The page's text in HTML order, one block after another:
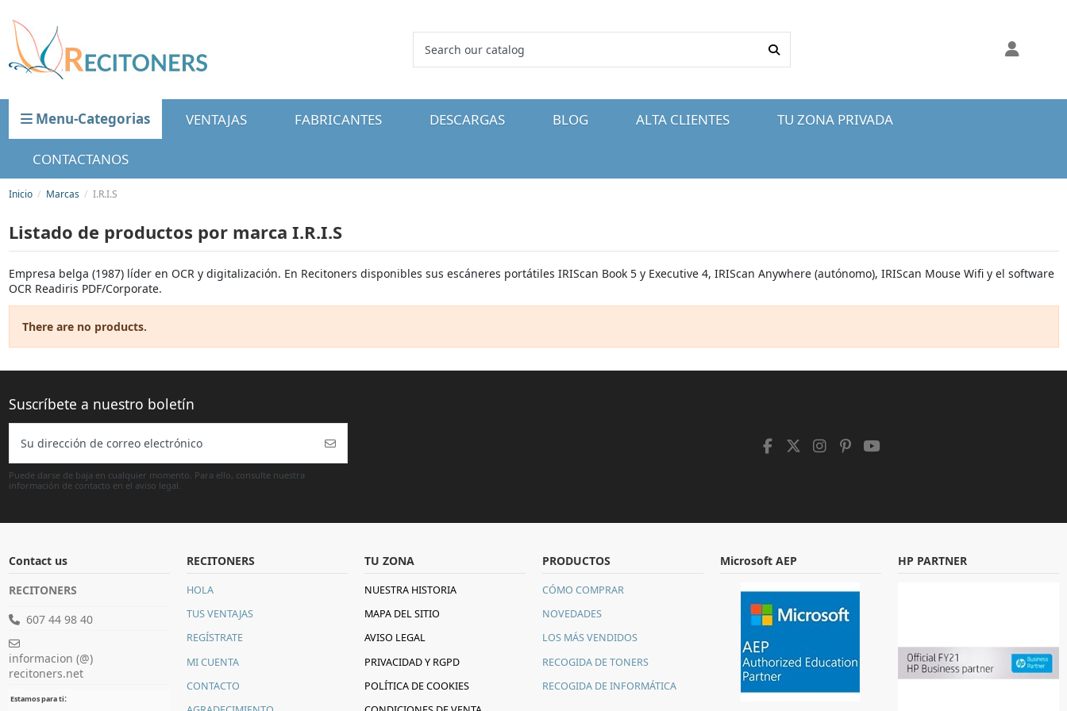
Menu-Categorias VENTAJAS FABRICANTES DESCARGAS BLOG ALTA CLIENTES TU ZONA PRIVADA
CONTACTANOS
Inicio Marcas I.R.I.S
Listado de productos por marca I.R.I.S
Empresa belga (1987) líder en OCR y digitalización. En Recitoners disponibles sus escáneres portátiles IRIScan Book 5 y Executive 4, IRIScan Anywhere (autónomo), IRIScan Mouse Wifi y el software
OCR Readiris PDF/Corporate.
There are no products.
Puede darse de baja en cualquier momento. Para ello, consulte nuestra
información de contacto en el aviso legal.
Contact us
RECITONERS
607 44 98 40
informacion (@)
recitoners.net
Estamos para ti:
RECITONERS
HOLA
TUS VENTAJAS
REGÍSTRATE
MI CUENTA
CONTACTO
TU ZONA
NUESTRA HISTORIA
MAPA DEL SITIO
AVISO LEGAL
PRIVACIDAD Y RGPD
POLÍTICA DE COOKIES
PRODUCTOS
CÓMO COMPRAR
NOVEDADES
LOS MÁS VENDIDOS
RECOGIDA DE TONERS
RECOGIDA DE INFORMÁTICA
Microsoft AEP HP PARTNER